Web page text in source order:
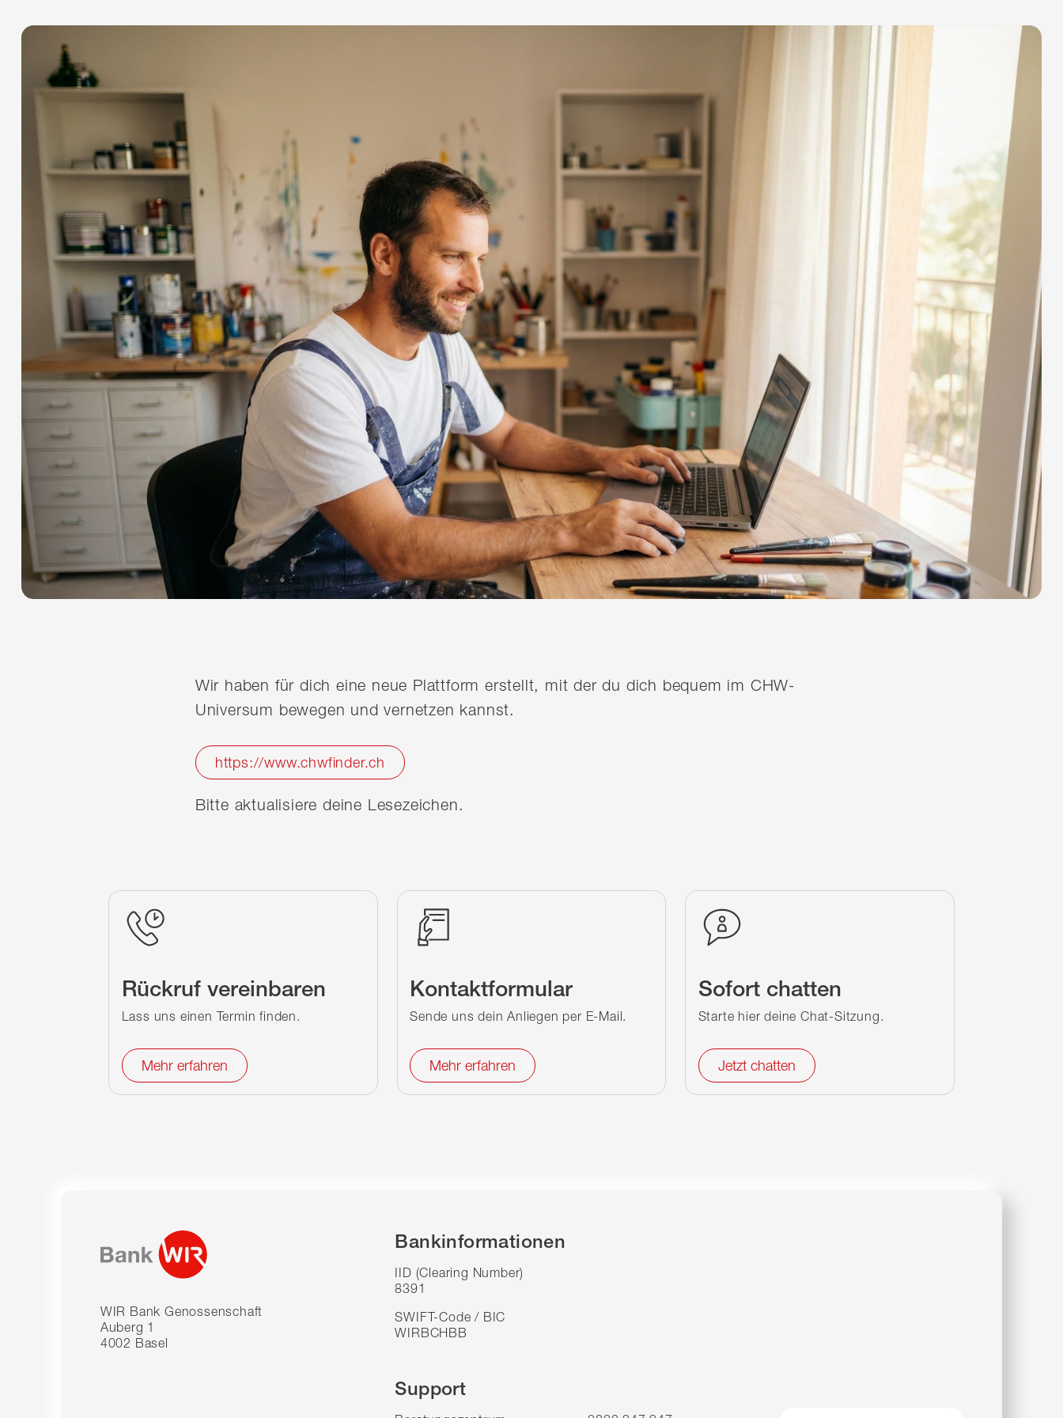
Wir haben für dich eine neue Plattform erstellt, mit der du dich bequem im CHW-
Universum bewegen und vernetzen kannst.
https://www.chwfinder.ch
Bitte aktualisiere deine Lesezeichen.
Rückruf vereinbaren
Lass uns einen Termin finden.
Mehr erfahren
Kontaktformular
Sende uns dein Anliegen per E-Mail.
Mehr erfahren
Sofort chatten
Starte hier deine Chat-Sitzung.
Jetzt chatten
WIR Bank Genossenschaft
Auberg 1
4002 Basel
Bankinformationen
IID (Clearing Number)
8391
SWIFT-Code / BIC
WIRBCHBB
Support